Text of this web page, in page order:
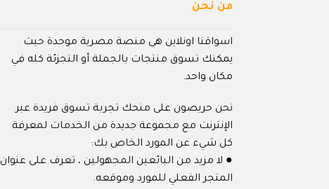
من نحن
اسواقنا اونلاين هى منصة مصرية موحدة حيث
يمكنك تسوق منتجات بالجملة أو التجزئة كله في
مكان واحد.
نحن حريصون على منحك تجربة تسوق فريدة عبر
الإنترنت مع مجموعة جديدة من الخدمات لمعرفة
كل شيء عن المورد الخاص بك:
● لا مزيد من البائعين المجهولين ، تعرف على عنوان
المتجر الفعلي للمورد وموقعه.